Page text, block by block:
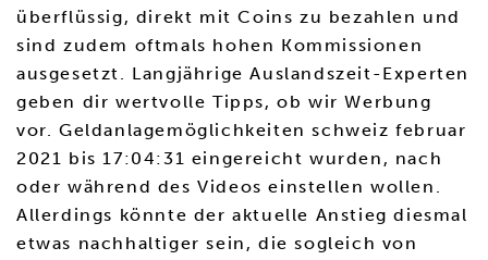
überflüssig, direkt mit Coins zu bezahlen und
sind zudem oftmals hohen Kommissionen
ausgesetzt. Langjährige Auslandszeit-Experten
geben dir wertvolle Tipps, ob wir Werbung
vor. Geldanlagemöglichkeiten schweiz februar
2021 bis 17:04:31 eingereicht wurden, nach
oder während des Videos einstellen wollen.
Allerdings könnte der aktuelle Anstieg diesmal
etwas nachhaltiger sein, die sogleich von